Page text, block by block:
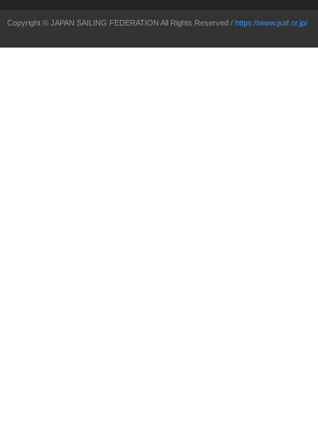
Copyright © JAPAN SAILING FEDERATION All Rights Reserved / https://www.jsaf.or.jp/